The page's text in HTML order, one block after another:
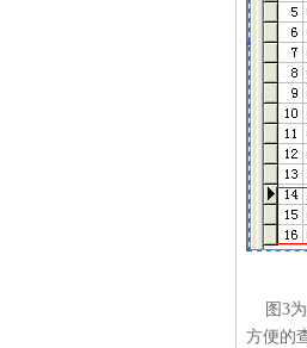
图3
图3为
方便的